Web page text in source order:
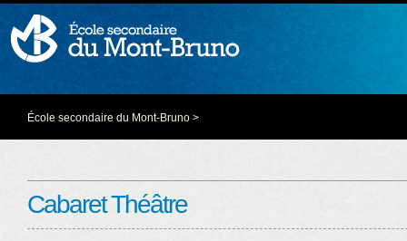
École secondaire du Mont-Bruno >
Cabaret Théâtre